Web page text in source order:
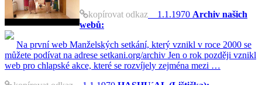
kopírovat odkaz 1.1.1970 Archiv našich
webů:
Na první web Manželských setkání, který vznikl v roce 2000 se
můžete podívat na adrese setkani.org/archiv Jen o rok později vznikl
web pro chlapské akce, které se rozvíjely zejména mezi …